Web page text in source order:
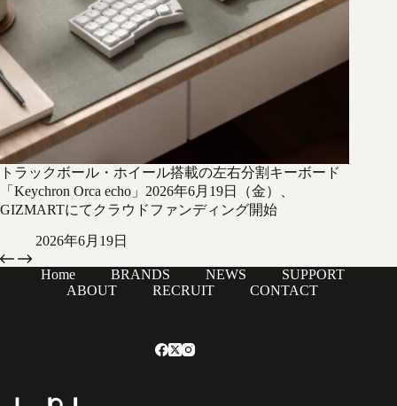
トラックボール・ホイール搭載の左右分割キーボード
「Keychron Orca echo」2026年6月19日（金）、
GIZMARTにてクラウドファンディング開始
2026年6月19日
Home BRANDS NEWS
SUPPORT
ABOUT
RECRUIT CONTACT